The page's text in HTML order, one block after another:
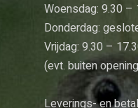
Woensdag: 9.30 –
Donderdag:
Vrijdag: 9.30 –
(evt. buiten
Leverings- en